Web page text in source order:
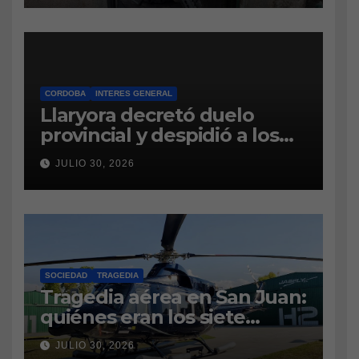
CAUSA DE DROGAS EN LA
CÁRCEL DE BOUWER
CORDOBA INTERES GENERAL
Llaryora decretó duelo
provincial y despidió a los
bomberos cordobeses
fallecidos en la tragedia
aérea de San Juan
JULIO 30, 2026
SOCIEDAD TRAGEDIA
Tragedia aérea en San Juan:
quiénes eran los siete
tripulantes fallecidos y qué
JULIO 30, 2026